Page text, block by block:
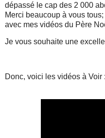
dépassé le cap des 2 000
Merci beaucoup à vous
avec mes vidéos du Père
Je vous souhaite une
Donc, voici les vidéos à Voir :